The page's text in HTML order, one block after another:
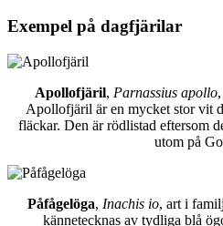
Exempel på dagfjärilar
Apollofjäril, Parnassius apollo
Apollofjäril är en mycket stor vit
fläckar. Den är rödlistad eftersom
utom på
Påfågelöga, Inachis io, art i
kännetecknas av tydliga blå